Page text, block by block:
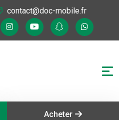
contact@doc-mobile.fr
Acheter